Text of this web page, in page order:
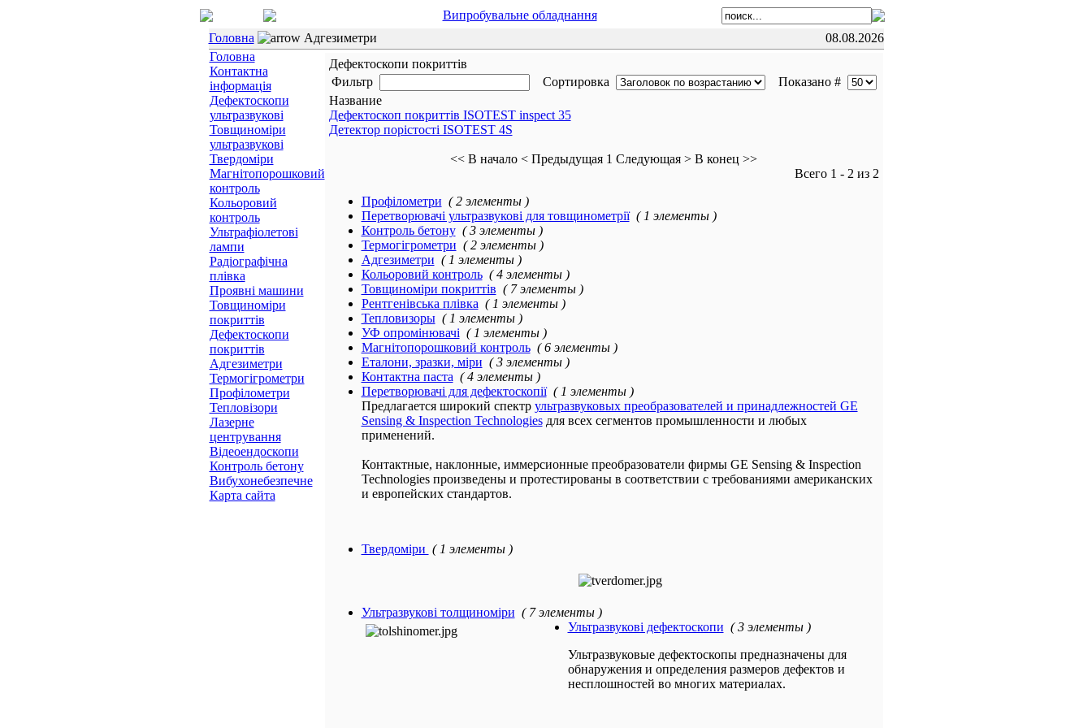
Випробувальне обладнання
Головна
Адгезиметри
08.08.2026
Головна
Контактна
інформація
Дефектоскопи
ультразвукові
Товщиноміри
ультразвукові
Твердоміри
Магнітопорошковий
контроль
Кольоровий
контроль
Ультрафіолетові
лампи
Радіографічна
плівка
Проявні машини
Товщиноміри
покриттів
Дефектоскопи
покриттів
Адгезиметри
Термогігрометри
Профілометри
Тепловізори
Лазерне
центрування
Відеоендоскопи
Контроль бетону
Вибухонебезпечне
Карта сайта
Дефектоскопи покриттів
Фильтр
Сортировка
Показано #
Название
Дефектоскоп покриттів ISOTEST inspect 35
Детектор порістості ISOTEST 4S
<< В начало < Предыдущая 1 Следующая > В конец >>
Всего 1 - 2 из 2
Профілометри ( 2 элементы )
Перетворювачі ультразвукові для товщинометрії ( 1 элементы )
Контроль бетону ( 3 элементы )
Термогігрометри ( 2 элементы )
Адгезиметри ( 1 элементы )
Кольоровий контроль ( 4 элементы )
Товщиноміри покриттів ( 7 элементы )
Рентгенівська плівка ( 1 элементы )
Тепловизоры ( 1 элементы )
УФ опромінювачі ( 1 элементы )
Магнітопорошковий контроль ( 6 элементы )
Еталони, зразки, міри ( 3 элементы )
Контактна паста ( 4 элементы )
Перетворювачі для дефектоскопії ( 1 элементы )
Предлагается широкий спектр ультразвуковых преобразователей и принадлежностей GE
Sensing & Inspection Technologiesдля всех сегментов промышленности и любых
применений.
Контактные, наклонные, иммерсионные преобразователи фирмы GE Sensing & Inspection
Technologies произведены и протестированы в соответствии с требованиями американских
и европейских стандартов.
Твердоміри ( 1 элементы )
Ультразвукові толщиноміри ( 7 элементы )
Ультразвукові дефектоскопи ( 3 элементы )
Ультразвуковые дефектоскопы предназначены для
обнаружения и определения размеров дефектов и
несплошностей во многих материалах.